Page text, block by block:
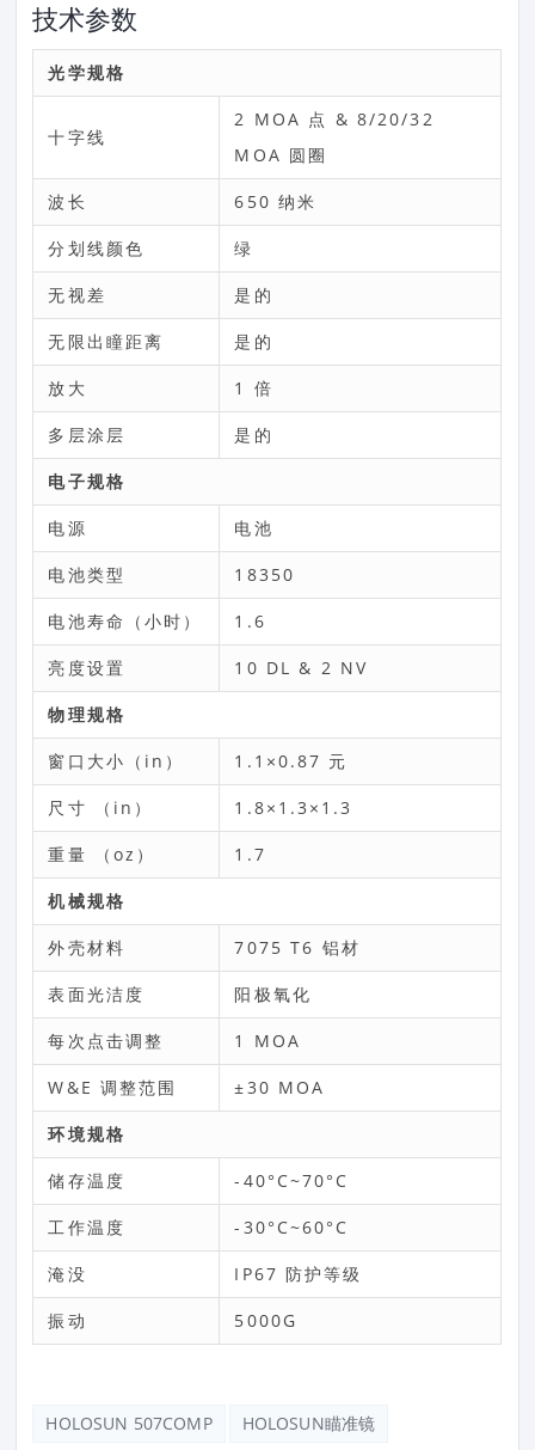
技术参数
光学规格
十字线
2 MOA 点 & 8/20/32
MOA 圆圈
波长 650 纳米
分划线颜色 绿
无视差 是的
无限出瞳距离 是的
放大 1 倍
多层涂层 是的
电子规格
电源 电池
电池类型 18350
电池寿命（小时） 1.6
亮度设置 10 DL & 2 NV
物理规格
窗口大小（in） 1.1×0.87 元
尺寸 （in） 1.8×1.3×1.3
重量 （oz） 1.7
机械规格
外壳材料 7075 T6 铝材
表面光洁度 阳极氧化
每次点击调整 1 MOA
W&E 调整范围 ±30 MOA
环境规格
储存温度 -40°C~70°C
工作温度 -30°C~60°C
淹没 IP67 防护等级
振动 5000G
HOLOSUN 507COMP HOLOSUN瞄准镜